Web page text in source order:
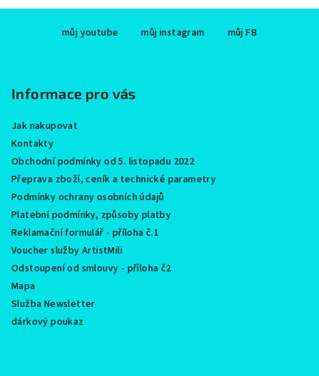
můj youtube můj instagram můj FB
Informace pro vás
Jak nakupovat
Kontakty
Obchodní podmínky od 5. listopadu 2022
Přeprava zboží, ceník a technické parametry
Podmínky ochrany osobních údajů
Platební podmínky, způsoby platby
Reklamační formulář - příloha č.1
Voucher služby ArtistMili
Odstoupení od smlouvy - příloha č2
Mapa
Služba Newsletter
dárkový poukaz